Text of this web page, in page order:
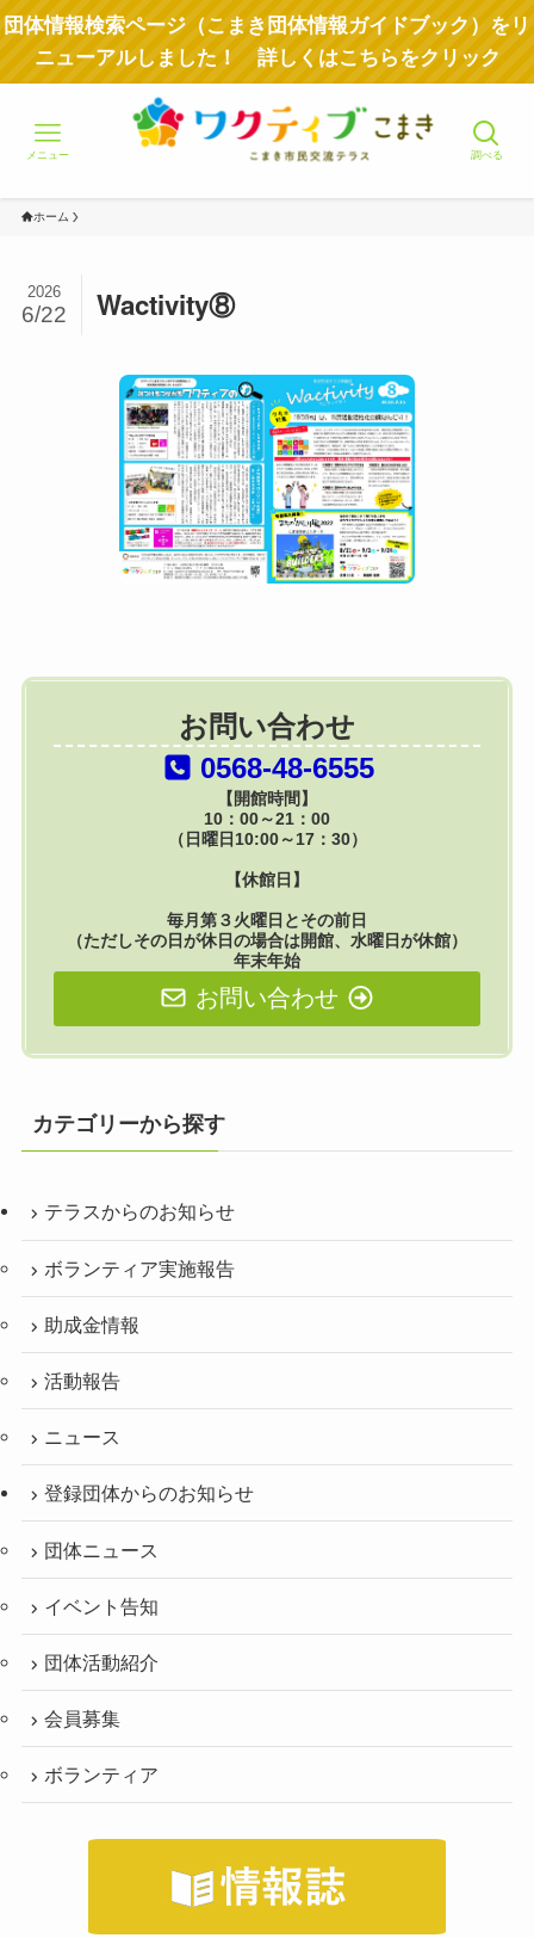
団体情報検索ページ（こまき団体情報ガイドブック）をリ
ニューアルしました！ 詳しくはこちらをクリック
調べる
メニュー
ホーム
Wactivity⑧
2026
6/22
お問い合わせ
0568-48-6555
【開館時間】
10：00～21：00
（日曜日10:00～17：30）
【休館日】
毎月第３火曜日とその前日
（ただしその日が休日の場合は開館、水曜日が休館）
年末年始
お問い合わせ
カテゴリーから探す
テラスからのお知らせ
ボランティア実施報告
助成金情報
活動報告
ニュース
登録団体からのお知らせ
団体ニュース
イベント告知
団体活動紹介
会員募集
ボランティア